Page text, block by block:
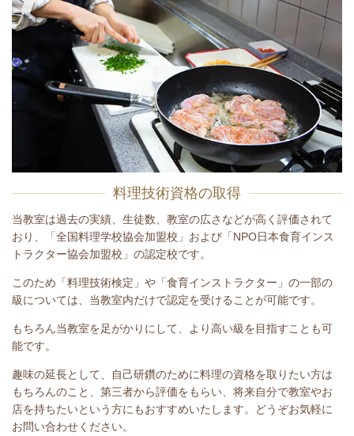
料理技術資格の取得
当教室は過去の実績、生徒数、教室の広さなどが高く評価されて
おり、「全国料理学校協会加盟校」および「NPO日本食育インス
トラクター協会加盟校」の認定校です。
このため「料理技術検定」や「食育インストラクター」の一部の
級については、当教室内だけで認定を受けることが可能です。
もちろん当教室を足がかりにして、より高い級を目指すことも可
能です。
趣味の延長として、自己研鑽のために料理の資格を取りたい方は
もちろんのこと、第三者から評価をもらい、将来自分で教室やお
店を持ちたいという方にもおすすめいたします。どうぞお気軽に
お問い合わせください。